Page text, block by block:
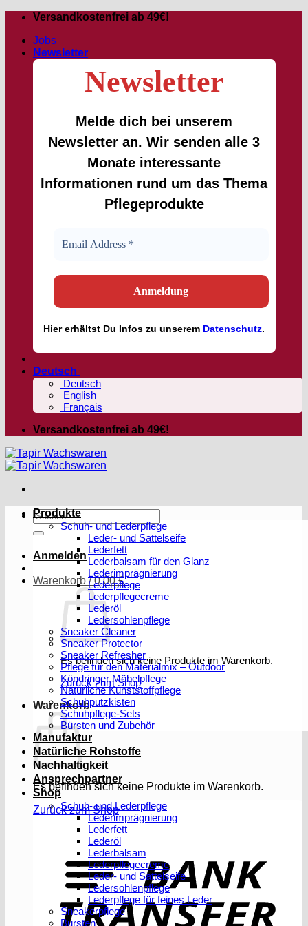
Zum
springen
Versandkostenfrei ab 49€!
Jobs
Newsletter
Newsletter
Melde dich bei unserem
Newsletter an. Wir senden alle 3
Monate interessante
Informationen rund um das Thema
Pflegeprodukte
Hiererhältst Du Infos zu unserem Datenschutz.
Deutsch
Deutsch
English
Français
Versandkostenfrei ab 49€!
Suchen
nach:
Anmelden
Warenkorb /0,00€
Es befinden sich keine Produkte im Warenkorb.
Zurück zum Shop
Warenkorb
Es befinden sich keine Produkte im Warenkorb.
Zurück zum Shop
Produkte
Schuh- und Lederpflege
Leder- und Sattelseife
Lederfett
Lederbalsam für den Glanz
Lederimprägnierung
Lederpflege
Lederpflegecreme
Lederöl
Ledersohlenpflege
Sneaker Cleaner
Sneaker Protector
Sneaker Refresher
Pflege für den Materialmix – Outdoor
Köndringer Möbelpflege
Natürliche Kunststoffpflege
Schuhputzkisten
Schuhpflege-Sets
Bürsten und Zubehör
Manufaktur
Natürliche Rohstoffe
Nachhaltigkeit
Ansprechpartner
Shop
Schuh- und Lederpflege
Lederimprägnierung
Lederfett
Lederöl
Lederbalsam
Lederpflegecreme
Leder- und Sattelseife
Ledersohlenpflege
Lederpflege für feines Leder
Sneakerpflege
Bürsten